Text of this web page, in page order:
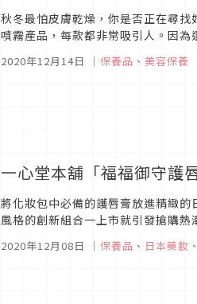
秋冬最怕皮膚乾燥，你是否正在尋
噴霧產品，每款都非常吸引人。因
2020年12月14日 ｜ 保養品 、 美容保養
一心堂本舖「福福御守護
將化妝包中必備的護唇膏放進精緻
風格的創新組合一上市就引發搶購
2020年12月08日 ｜ 保養品 、 日本藥妝 、